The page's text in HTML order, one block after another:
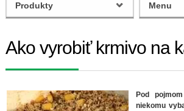
Ako vyrobiť krmivo na
Pod
niekomu
Produkty Menu